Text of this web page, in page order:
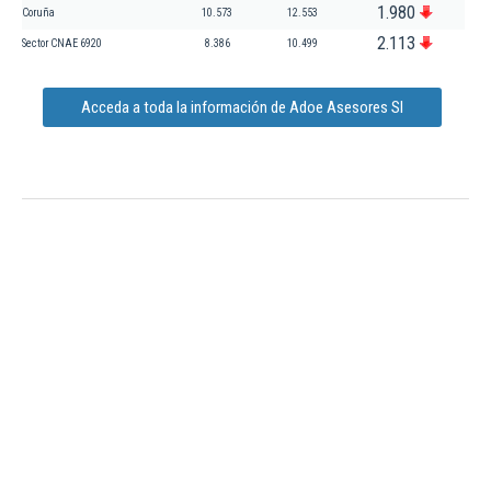
Coruña 10.573 12.553 1.980
Sector CNAE 6920 8.386 10.499 2.113
Acceda a toda la información de Adoe Asesores Sl